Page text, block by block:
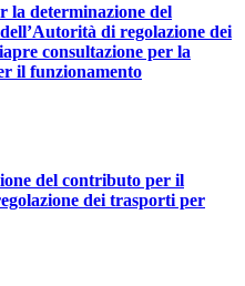
la determinazione del
di regolazione dei
consultazione per la
il funzionamento
del contributo per il
dei trasporti per